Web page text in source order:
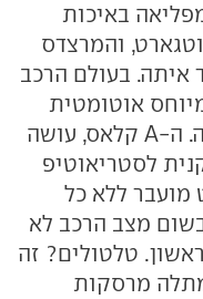
באיכות
והמרצדס
בעולם הרכב
אוטומטית
לרכבים מארץ הנקניקים והבירה. ה-A קלאס, עושה
לסטריאוטיפ
מועבר ללא כל
מצב הרכב לא
טלטולים? זה
מרסקות